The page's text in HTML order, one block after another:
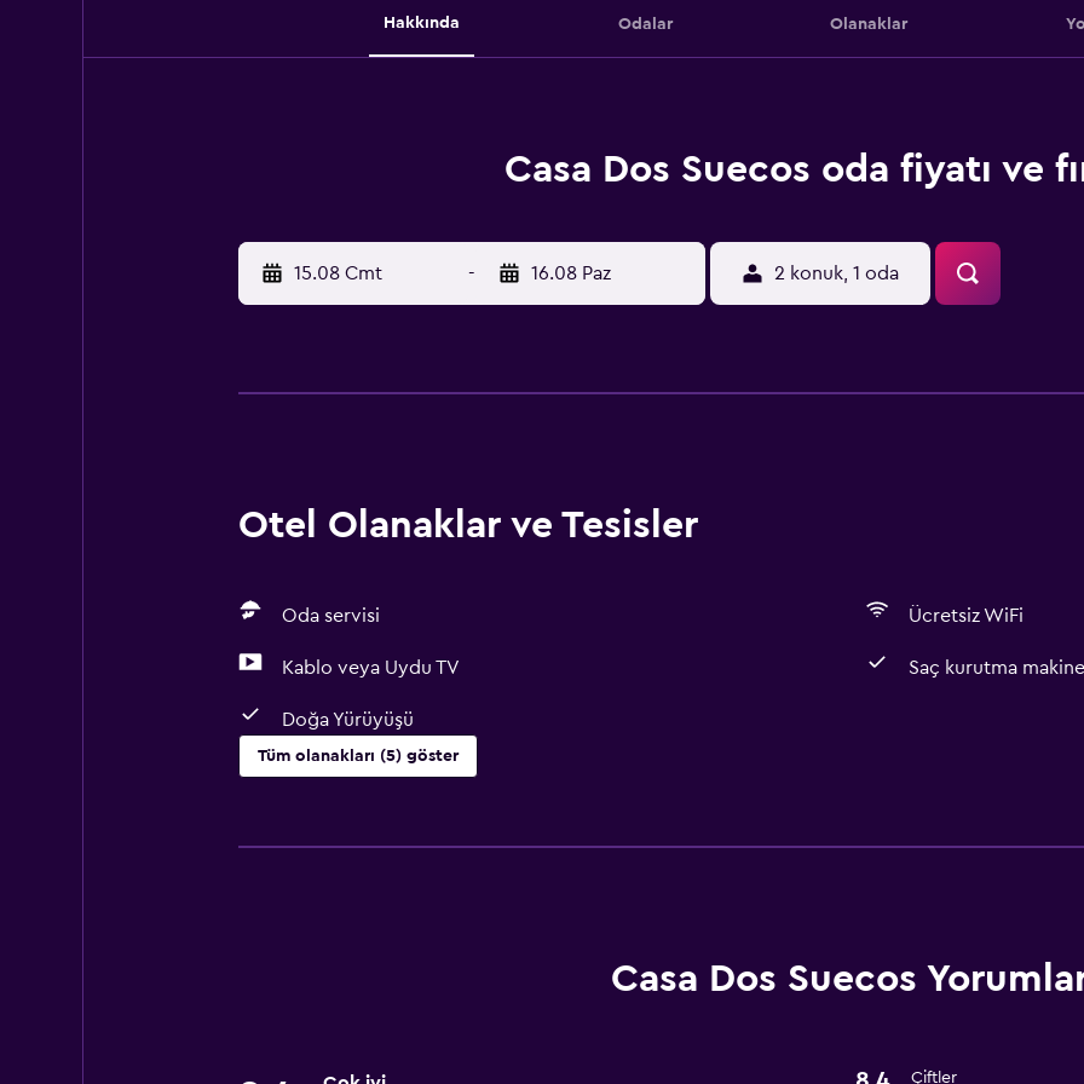
Hakkında Odalar Olanaklar
Casa Dos Suecos oda fiyatı ve
15.08 Cmt - 16.08 Paz 2 konuk, 1 oda
Otel Olanaklar ve Tesisler
Oda servisi Ücretsiz WiFi
Kablo veya Uydu TV Saç kurutma
Doğa Yürüyüşü
Tüm olanakları (5) göster
Kablo veya Uydu TV
Saç kurutma makinesi
Casa Dos Suecos
Çiftler